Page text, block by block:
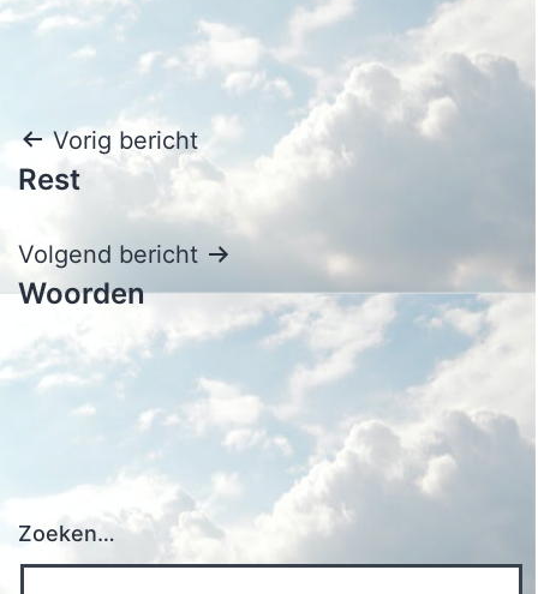
Bericht
navigatie
Vorig bericht
Rest
Volgend bericht
Woorden
Zoeken…